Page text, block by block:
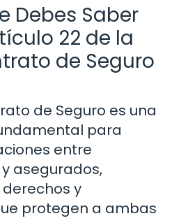
Debes Saber
22 de la
de Seguro
de Seguro es una
para
entre
asegurados,
y
protegen a ambas